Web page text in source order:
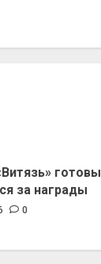
готовы
за награды
0